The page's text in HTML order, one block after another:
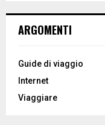
h
o
:
ARGOMENTI
Guide di viaggio
Internet
Viaggiare